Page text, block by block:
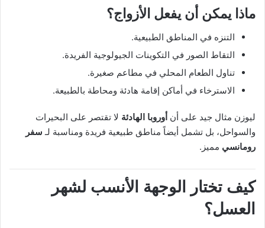
ماذا يمكن أن يفعل الأزواج؟
التنزه في المناطق الطبيعية.
التقاط الصور في التكوينات الجيولوجية الفريدة.
تناول الطعام المحلي في مطاعم صغيرة.
الاسترخاء في أماكن إقامة هادئة ومحاطة بالطبيعة.
ليوزن مثال جيد على أن أوروبا الهادئة لا تقتصر على البحيرات
والسواحل، بل تشمل أيضاً مناطق طبيعية فريدة ومناسبة لـ سفر
رومانسي مميز.
كيف تختار الوجهة الأنسب لشهر
العسل؟